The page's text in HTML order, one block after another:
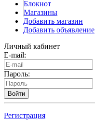
Блокнот
Магазины
Добавить магазин
Добавить объявление
Личный кабинет
E-mail:
Пароль:
Войти
Регистрация